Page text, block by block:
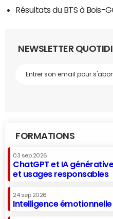
Résultats du BTS à Bois-
NEWSLETTER
FORMATIONS
03 sep 2026
ChatGPT et IA
et usages responsables
24 sep 2026
Intelligence